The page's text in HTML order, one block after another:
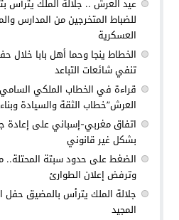
عيد العرش .. جلالة الملك يترأس
للضباط المتخرجين من المدارس
العسكرية
الخطاط ينجا وحما أهل بابا خلال
تنفي شائعات التباعد
العرش”خطاب الثقة والسيادة
اتفاق مغربي-إسباني على إعادة
بشكل غير قانوني
الضغط على حدود سبتة المحتلة..
وترفض إعلان الطوارئ
جلالة الملك يترأس بالمضيق حفل
المجيد